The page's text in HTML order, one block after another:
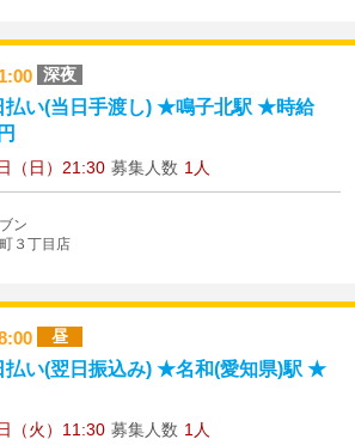
深夜
い(当日手渡し) ★鳴子北駅 ★時給
（日）21:30 募集人数 1人
ン
３丁目店
昼
い(翌日振込み) ★名和(愛知県)駅 ★
（火）11:30 募集人数 1人